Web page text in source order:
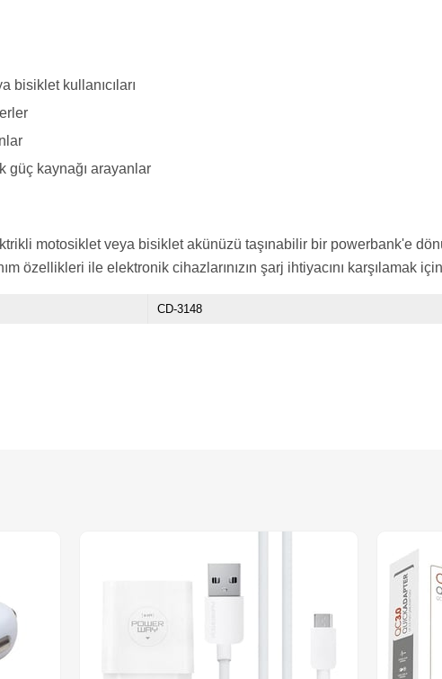
bisiklet kullanıcıları
güç kaynağı arayanlar
motosiklet veya bisiklet akünüzü taşınabilir bir powerbank'e
özellikleri ile elektronik cihazlarınızın şarj ihtiyacını karşılamak
CD-3148